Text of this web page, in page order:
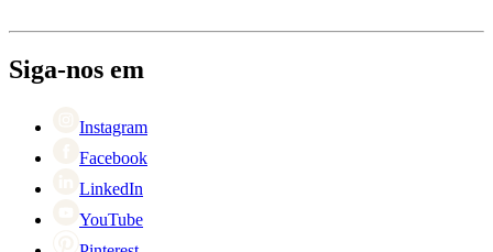
Retorno
Black Friday
Singles Day
Siga-nos em
Instagram
Facebook
LinkedIn
YouTube